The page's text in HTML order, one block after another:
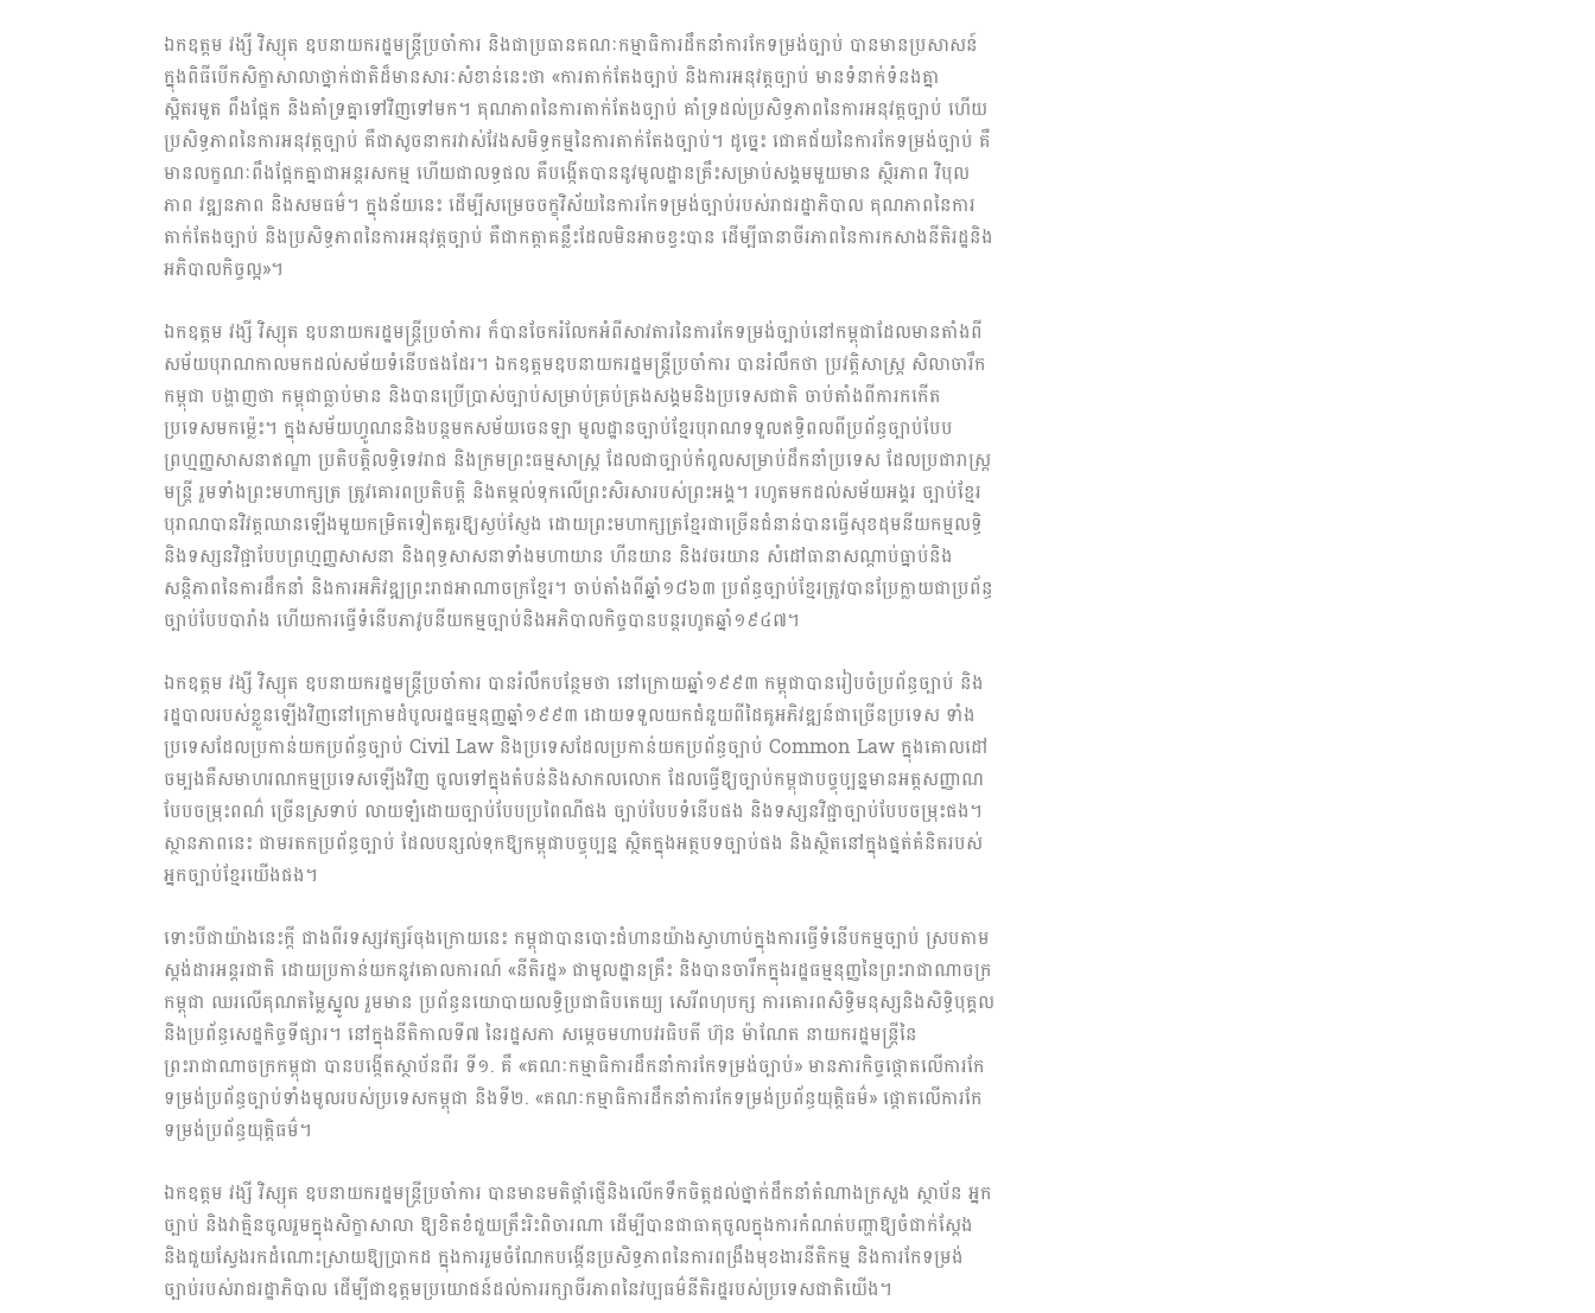
ឯកឧត្តម វង្សី វិស្សុត ឧបនាយករដ្ឋមន្ត្រីប្រចាំការ និងជាប្រធានគណៈកម្មាធិការដឹកនាំការកែទម្រង់ច្បាប់ បានមានប្រសាសន៍
ក្នុងពិធីបើកសិក្ខាសាលាថ្នាក់ជាតិដ៏មានសារៈសំខាន់នេះថា «ការតាក់តែងច្បាប់ និងការអនុវត្តច្បាប់ មានទំនាក់ទំនងគ្នា
ស្អិតរមួត ពឹងផ្អែក និងគាំទ្រគ្នាទៅវិញទៅមក។ គុណភាពនៃការតាក់តែងច្បាប់ គាំទ្រដល់ប្រសិទ្ធភាពនៃការអនុវត្តច្បាប់ ហើយ
ប្រសិទ្ធភាពនៃការអនុវត្តច្បាប់ គឺជាសូចនាករវាស់វែងសមិទ្ធកម្មនៃការតាក់តែងច្បាប់។ ដូច្នេះ ជោគជ័យនៃការកែទម្រង់ច្បាប់ គឺ
មានលក្ខណៈពឹងផ្អែកគ្នាជាអន្តរសកម្ម ហើយជាលទ្ធផល គឺបង្កើតបាននូវមូលដ្ឋានគ្រឹះសម្រាប់សង្គមមួយមាន ស្ថិរភាព វិបុល
ភាព វឌ្ឍនភាព និងសមធម៌។ ក្នុងន័យនេះ ដើម្បីសម្រេចចក្ខុវិស័យនៃការកែទម្រង់ច្បាប់របស់រាជរដ្ឋាភិបាល គុណភាពនៃការ
តាក់តែងច្បាប់ និងប្រសិទ្ធភាពនៃការអនុវត្តច្បាប់ គឺជាកត្តាគន្លឹះដែលមិនអាចខ្វះបាន ដើម្បីធានាចីរភាពនៃការកសាងនីតិរដ្ឋនិង
អភិបាលកិច្ចល្អ»។
ឯកឧត្តម វង្សី វិស្សុត ឧបនាយករដ្ឋមន្ត្រីប្រចាំការ ក៏បានចែករំលែកអំពីសាវតារនៃការកែទម្រង់ច្បាប់នៅកម្ពុជាដែលមានតាំងពី
សម័យបុរាណកាលមកដល់សម័យទំនើបផងដែរ។ ឯកឧត្តមឧបនាយករដ្ឋមន្ត្រីប្រចាំការ បានរំលឹកថា ប្រវត្តិសាស្ត្រ សិលាចារឹក
កម្ពុជា បង្ហាញថា កម្ពុជាធ្លាប់មាន និងបានប្រើប្រាស់ច្បាប់សម្រាប់គ្រប់គ្រងសង្គមនិងប្រទេសជាតិ ចាប់តាំងពីការកកើត
ប្រទេសមកម្ល៉េះ។ ក្នុងសម័យហ្វូណននិងបន្តមកសម័យចេនឡា មូលដ្ឋានច្បាប់ខ្មែរបុរាណទទួលឥទ្ធិពលពីប្រព័ន្ធច្បាប់បែប
ព្រហ្មញ្ញសាសនាឥណ្ឌា ប្រតិបត្តិលទ្ធិទេវរាជ និងក្រមព្រះធម្មសាស្ត្រ ដែលជាច្បាប់កំពូលសម្រាប់ដឹកនាំប្រទេស ដែលប្រជារាស្ត្រ
មន្ត្រី រួមទាំងព្រះមហាក្សត្រ ត្រូវគោរពប្រតិបត្តិ និងតម្កល់ទុកលើព្រះសិរសារបស់ព្រះអង្គ។ រហូតមកដល់សម័យអង្គរ ច្បាប់ខ្មែរ
បុរាណបានវិវត្តឈានឡើងមួយកម្រិតទៀតគួរឱ្យស្ងប់ស្ញែង ដោយព្រះមហាក្សត្រខ្មែរជាច្រើនជំនាន់បានធ្វើសុខដុមនីយកម្មលទ្ធិ
និងទស្សនវិជ្ជាបែបព្រហ្មញ្ញសាសនា និងពុទ្ធសាសនាទាំងមហាយាន ហីនយាន និងវចរយាន សំដៅធានាសណ្តាប់ធ្នាប់និង
សន្តិភាពនៃការដឹកនាំ និងការអភិវឌ្ឍព្រះរាជអាណាចក្រខ្មែរ។ ចាប់តាំងពីឆ្នាំ១៨៦៣ ប្រព័ន្ធច្បាប់ខ្មែរត្រូវបានប្រែក្លាយជាប្រព័ន្ធ
ច្បាប់បែបបារាំង ហើយការធ្វើទំនើបភាវូបនីយកម្មច្បាប់និងអភិបាលកិច្ចបានបន្តរហូតឆ្នាំ១៩៤៧។
ឯកឧត្តម វង្សី វិស្សុត ឧបនាយករដ្ឋមន្ត្រីប្រចាំការ បានរំលឹកបន្ថែមថា នៅក្រោយឆ្នាំ១៩៩៣ កម្ពុជាបានរៀបចំប្រព័ន្ធច្បាប់ និង
រដ្ឋបាលរបស់ខ្លួនឡើងវិញនៅក្រោមដំបូលរដ្ឋធម្មនុញ្ញឆ្នាំ១៩៩៣ ដោយទទួលយកជំនួយពីដៃគូអភិវឌ្ឍន៍ជាច្រើនប្រទេស ទាំង
ប្រទេសដែលប្រកាន់យកប្រព័ន្ធច្បាប់ Civil Law និងប្រទេសដែលប្រកាន់យកប្រព័ន្ធច្បាប់ Common Law ក្នុងគោលដៅ
ចម្បងគឺសមាហរណកម្មប្រទេសឡើងវិញ ចូលទៅក្នុងតំបន់និងសាកលលោក ដែលធ្វើឱ្យច្បាប់កម្ពុជាបច្ចុប្បន្នមានអត្តសញ្ញាណ
បែបចម្រុះពណ៌ ច្រើនស្រទាប់ លាយឡំដោយច្បាប់បែបប្រពៃណីផង ច្បាប់បែបទំនើបផង និងទស្សនវិជ្ជាច្បាប់បែបចម្រុះផង។
ស្ថានភាពនេះ ជាមរតកប្រព័ន្ធច្បាប់ ដែលបន្សល់ទុកឱ្យកម្ពុជាបច្ចុប្បន្ន ស្ថិតក្នុងអត្ថបទច្បាប់ផង និងស្ថិតនៅក្នុងផ្នត់គំនិតរបស់
អ្នកច្បាប់ខ្មែរយើងផង។
ទោះបីជាយ៉ាងនេះក្តី ជាងពីរទស្សវត្សរ៍ចុងក្រោយនេះ កម្ពុជាបានបោះជំហានយ៉ាងស្វាហាប់ក្នុងការធ្វើទំនើប​កម្ម​​ច្បាប់ ស្របតាម
ស្តង់ដារអន្តរជាតិ ដោយប្រកាន់យកនូវគោលការណ៍ «នីតិរដ្ឋ» ជា​មូលដ្ឋាន​គ្រឹះ និងបានចារឹកក្នុងរដ្ឋធម្មនុញ្ញនៃព្រះរាជាណាចក្រ
កម្ពុជា ឈរលើគុណតម្លៃស្នូល រួមមាន ប្រព័ន្ធនយោបាយលទ្ធិប្រជាធិបតេយ្យ សេរីពហុបក្ស ការគោរពសិទ្ធិមនុស្សនិងសិទ្ធិបុគ្គល
និង​ប្រព័ន្ធ​សេដ្ឋកិច្ចទីផ្សារ។ នៅក្នុងនីតិកាលទី៧ នៃរដ្ឋសភា សម្តេចមហាបវរធិបតី ហ៊ុន ម៉ាណែត នាយករដ្ឋមន្ត្រីនៃ
ព្រះរាជាណាចក្រកម្ពុជា បានបង្កើតស្ថាប័នពីរ ទី១. គឺ «គណៈកម្មាធិការដឹកនាំការកែទម្រង់ច្បាប់» មានភារកិច្ចផ្តោតលើការកែ
ទម្រង់ប្រព័ន្ធច្បាប់ទាំងមូលរបស់ប្រទេសកម្ពុជា និងទី២. «គណៈកម្មាធិការដឹកនាំការកែទម្រង់ប្រព័ន្ធយុត្តិធម៌» ផ្តោតលើការកែ
ទម្រង់ប្រព័ន្ធយុត្តិធម៌។
ឯកឧត្តម វង្សី វិស្សុត ឧបនាយករដ្ឋមន្ត្រីប្រចាំការ បានមានមតិផ្តាំផ្ញើនិងលើកទឹកចិត្តដល់ថ្នាក់ដឹកនាំតំណាងក្រសួង ស្ថាប័ន អ្នក
ច្បាប់ និងវាគ្មិនចូលរួមក្នុងសិក្ខាសាលា ឱ្យខិតខំជួយត្រឹះរិះពិចារណា ដើម្បីបានជាធាតុចូលក្នុងការកំណត់បញ្ហាឱ្យចំជាក់ស្តែង
និងជួយស្វែងរកដំណោះស្រាយឱ្យប្រាកដ ក្នុងការរួមចំណែកបង្កើនប្រសិទ្ធភាពនៃការពង្រឹងមុខងារនីតិកម្ម និងការកែទម្រង់
ច្បាប់របស់រាជរដ្ឋាភិបាល ដើម្បីជាឧត្តមប្រយោជន៍ដល់ការរក្សាចីរភាពនៃវប្បធម៌នីតិរដ្ឋរបស់ប្រទេសជាតិយើង។